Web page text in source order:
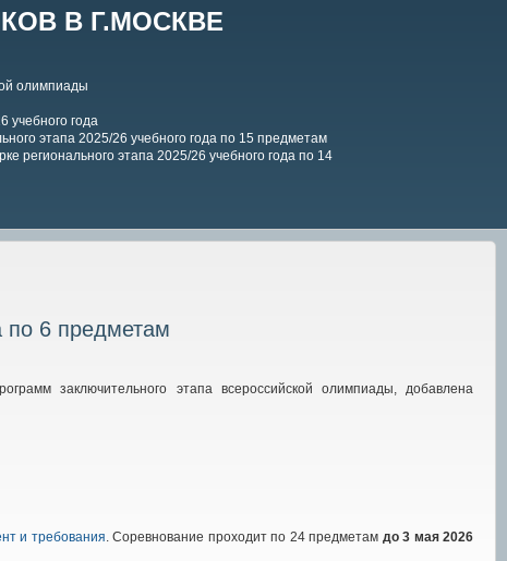
В Г.МОСКВЕ
олимпиады
учебного года
этапа 2025/26 учебного года по 15 предметам
регионального этапа 2025/26 учебного года по 14
по 6 предметам
заключительного этапа всероссийской олимпиады, добавлена
и требования. Соревнование проходит по 24 предметам до 3 мая 2026